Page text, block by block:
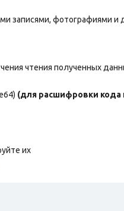
записями, фотографиями и
чтения полученных
(для расшифровки кода
их